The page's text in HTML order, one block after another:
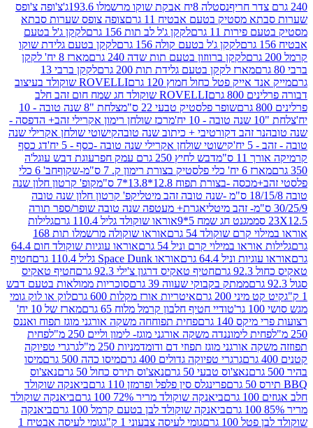
נסטלה 8יח אבקת שוקו מרשמלו 193.6ג'
צ'ופה צ'ופס
מסטיק בטעם אבטיח 11 גרם
צופה צופס שערות סבתא
11 גרם
לקקן ג'ל לב תות 156 גרם
לקקן ג'ל בטעם
לקקן ג'ל בטעם קולה 156 גרם
לקקן בטעם גלידת שוקו
לקקן ברווזון בטעם תות שדה 240 גרם
מארז 8 יח' לקקן
מארז לקקן בטעם גלידת תות 200 גרם
לקקן ברבי 13
אייק פטל כחול חמוץ 120 גרם
ROVELLI שוקולד בעיצוב
גרם
ROVELLI שוקולד חג שמח חום זהב חלב
שופר פלסטיק טבעי 22 ס"מ
צלחת "8 שנה טובה - 10
מרכז שולחן רימון אקרילי זהב+ הדפסה -
זהב דקורטיבי + כיתוב שנה טובהקישוטי שולחן אקרילי שנה
קישוטי שולחן אקרילי שנה טובה -כסף - 5 יח'
דג כסף
ס"מ
דבש לחיץ 250 גרם עמק חפר
עוגת דבש עוגל'ה
בצורת רימון ק. 7 ס"מ-שקוף
חב' 6 כלי
-בצורת תפוח 12.8*13.8*7 ס"מ
קופ' קרטון חלון שנה
קפ' קרטון חלון שנה טובה
אגרת+ מעטפה שנה טובה שופר/ספר תורה
מגנט חג שמח 5*9
אוראו שוקולד גליל 110.4 גרם
גלילות
קרם שוקולד 54 גרם
אוראו שוקולה מרשמלו תות 168
במילוי קרם וניל 54 גרם
אוראו עוגיות שוקולד חום 64.4
וניל 64.4 גרם
אוראו Space Dunk גליל 110.4 גרם
חטיף
חטיף טאקיס דרגון צ'ילי 92.3 גרם
חטיף טאקיס
ממתק בקבוקי שעווה 39 גרם
סוכריות ממולאות בטעם דבש
200 גרם
איטריות אורז מקלות 600 גרם
לוק או לוק גומי
טודיי חטיף חלבון קרמל מלוח 65 גרם
מארז של 10 יח'
140 גרם
פחית תפוחחה משקה אורגני מוגז תפוח ואננס
לימוננדה משקה אורגני מוגז- לימון וליים 250 מ"ל
פחית
מוגז תפוזי דם ודומדמניות 250 מ"ל
גרגרי טפיוקה
גרגרי טפיוקה גדולים 400 גרם
מיסו כהה 500 גרם
מיסו
נאצ'וס טבעי 50 גרם
נאצ'וס תירס כחול 50 גרם
נאצ'וס
פרינגלס סין פלפל ופרמזן 110 גרם
ביאנקה שוקולד
ביאנקה שוקולד מריר 72% 100 גרם
ביאנקה שוקולד
ביאנקה שוקולד לבן בטעם קרמל 100 גרם
ביאנקה
גרם
גומי לעיסה צבעוני 1 ק"ג גומי לעיסה אבטיח 1